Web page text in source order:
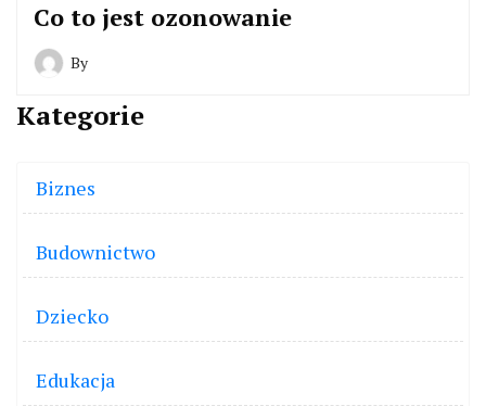
Co to jest ozonowanie
By
Kategorie
Biznes
Budownictwo
Dziecko
Edukacja